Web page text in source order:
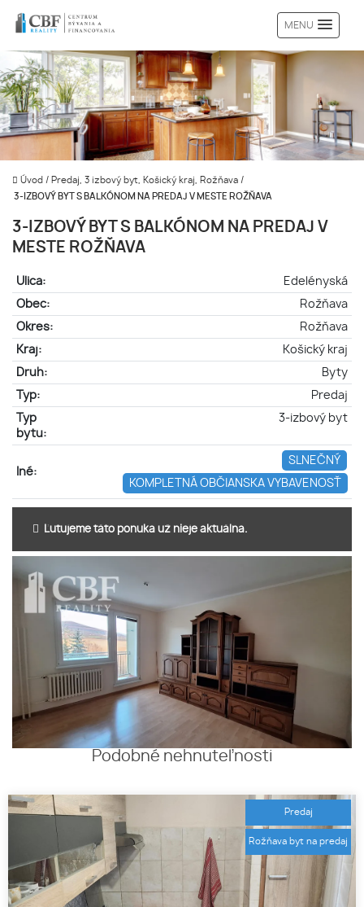
MENU
Úvod / Predaj, 3 izbový byt, Košický kraj, Rožňava /
3-IZBOVÝ BYT S BALKÓNOM NA PREDAJ V MESTE ROŽŇAVA
3-IZBOVÝ BYT S BALKÓNOM NA PREDAJ V
MESTE ROŽŇAVA
Ulica:
Edelényská
Obec:
Rožňava
Okres:
Rožňava
Kraj:
Košický kraj
Druh:
Byty
Typ:
Predaj
Typ
bytu:
3-izbový byt
Iné:
SLNEČNÝ
KOMPLETNÁ OBČIANSKA VYBAVENOSŤ
Ľutujeme táto ponuka už nieje aktuálna.
Podobné nehnuteľnosti
Predaj
Rožňava byt na predaj